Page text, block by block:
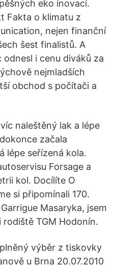
eko inovací.
Fakta o klimatu z
nejen finanční
šest finalistů. A
i cenu diváků za
nejmladších
obchod s počítači a
naleštěný lak a lépe
začala
lépe seřízená kola.
Forsage a
kol. Docílíte O
si připomínali 170.
Masaryka, jsem
rodiště TGM Hodonín.
výběr z tiskovky
u Brna 20.07.2010